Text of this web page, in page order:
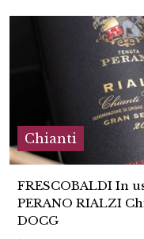
Chianti
FRESCOBALDI In
PERANO RIALZI
DOCG